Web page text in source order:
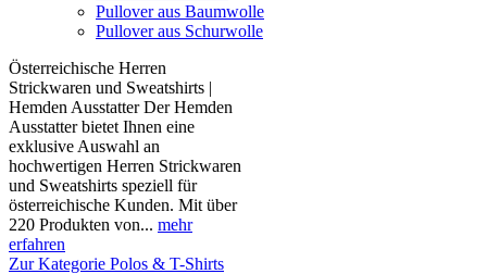
Pullover aus Baumwolle
Pullover aus Schurwolle
Österreichische Herren
Strickwaren und Sweatshirts |
Hemden Ausstatter Der Hemden
Ausstatter bietet Ihnen eine
exklusive Auswahl an
hochwertigen Herren Strickwaren
und Sweatshirts speziell für
österreichische Kunden. Mit über
220 Produkten von... mehr
erfahren
Zur Kategorie Polos & T-Shirts